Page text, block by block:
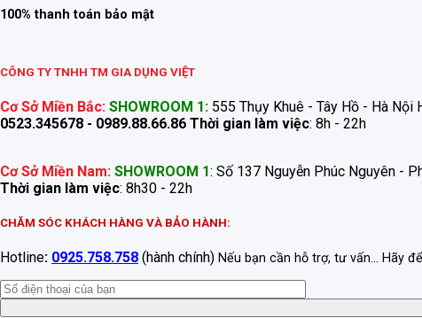
100% thanh toán bảo mật
CÔNG TY TNHH TM GIA DỤNG VIỆT
Cơ Sở Miền Bắc: SHOWROOM 1: 555 Thụy Khuê - Tây Hồ - Hà Nội
0523.345678 - 0989.88.66.86 Thời gian làm việc: 8h - 22h
Cơ Sở Miền Nam: SHOWROOM 1: Số 137 Nguyễn Phúc Nguyên -
Thời gian làm việc: 8h30 - 22h
CHĂM SÓC KHÁCH HÀNG VÀ BẢO HÀNH:
Hotline: 0925.758.758 (hành chính) Nếu bạn cần hỗ trợ, tư vấn... Hãy